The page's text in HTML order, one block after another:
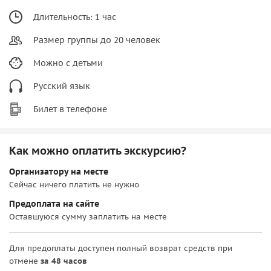
Длительность: 1 час
Размер группы до 20 человек
Можно с детьми
Русский язык
Билет в телефоне
Как можно оплатить экскурсию?
Организатору на месте
Сейчас ничего платить не нужно
Предоплата на сайте
Оставшуюся сумму заплатить на месте
Для предоплаты доступен полный возврат средств при
отмене за 48 часов